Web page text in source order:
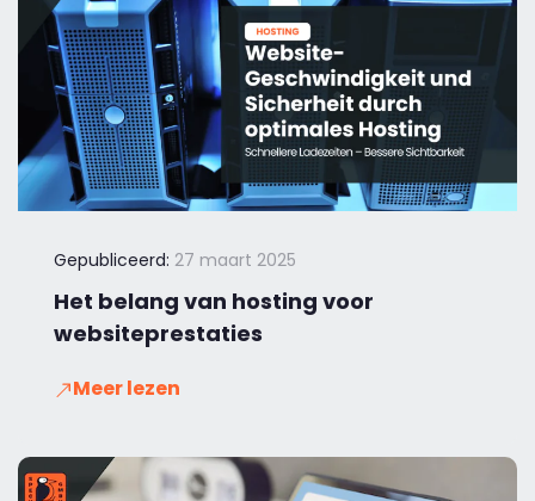
Gepubliceerd: 27 maart 2025
Het belang van hosting voor
websiteprestaties
Meer lezen